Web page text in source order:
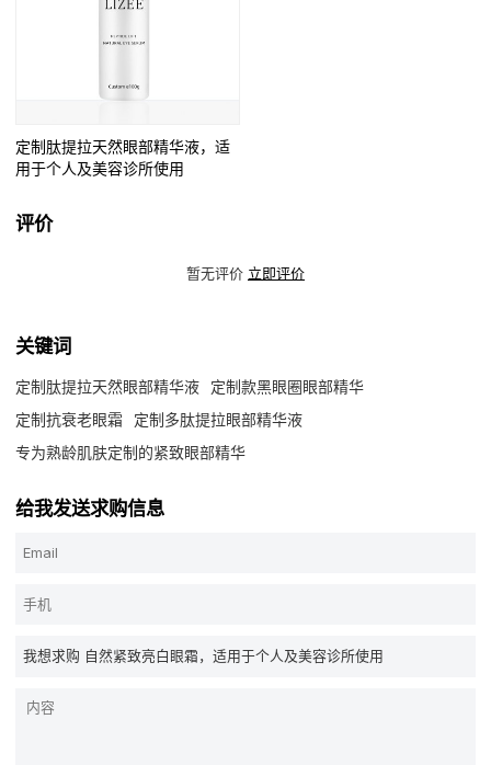
定制肽提拉天然眼部精华液，适
用于个人及美容诊所使用
评价
暂无评价 立即评价
关键词
定制肽提拉天然眼部精华液
定制款黑眼圈眼部精华
定制抗衰老眼霜
定制多肽提拉眼部精华液
专为熟龄肌肤定制的紧致眼部精华
给我发送求购信息